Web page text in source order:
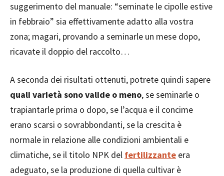
suggerimento del manuale: “seminate le cipolle estive
in febbraio” sia effettivamente adatto alla vostra
zona; magari, provando a seminarle un mese dopo,
ricavate il doppio del raccolto…
A seconda dei risultati ottenuti, potrete quindi sapere
quali varietà sono valide o meno, se seminarle o
trapiantarle prima o dopo, se l’acqua e il concime
erano scarsi o sovrabbondanti, se la crescita è
normale in relazione alle condizioni ambientali e
climatiche, se il titolo NPK del fertilizzante era
adeguato, se la produzione di quella cultivar è